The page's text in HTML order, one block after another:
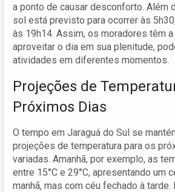
a ponto de causar desconforto. Além
sol está previsto para ocorrer às
às 19h14. Assim, os moradores têm
aproveitar o dia em sua plenitude,
atividades em diferentes momentos.
Projeções de
Próximos Dias
O tempo em Jaraguá do Sul se
projeções de temperatura para os
variadas. Amanhã, por exemplo, as
entre 15°C e 29°C, apresentando um
manhã, mas com céu fechado à tarde.